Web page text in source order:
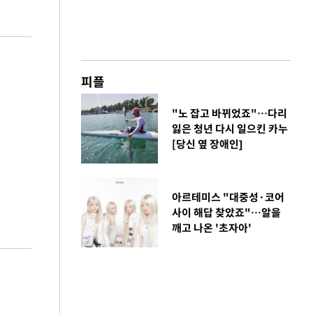
피플
"노 잡고 바뀌었죠"…다리
잃은 청년 다시 일으킨 카누
[당신 옆 장애인]
아르테미스 "대중성·코어
사이 해답 찾았죠"…알을
깨고 나온 '초자아'